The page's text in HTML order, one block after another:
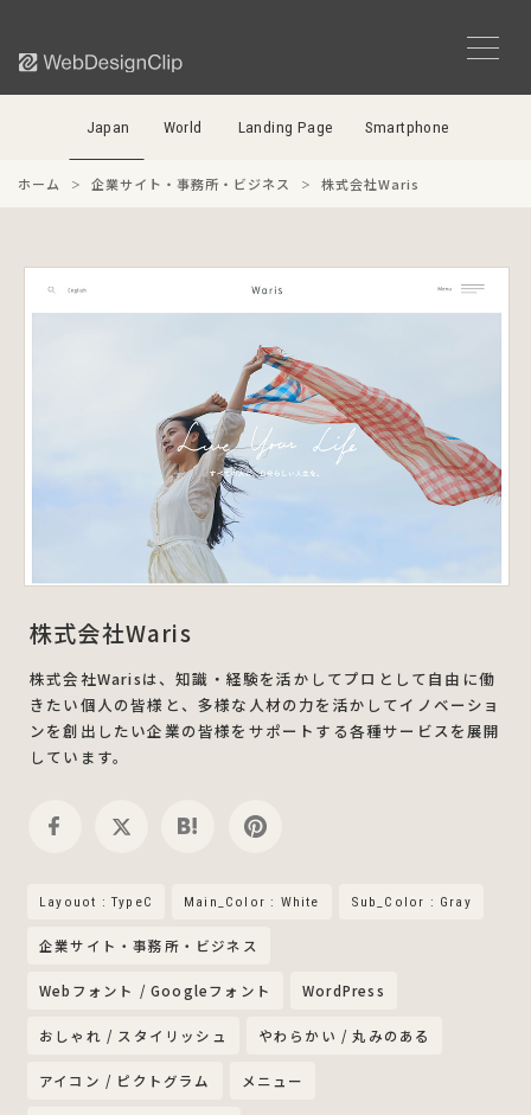
Japan World Landing Page Smartphone
ホーム 企業サイト・事務所・ビジネス 株式会社Waris
株式会社Waris
株式会社Warisは、知識・経験を活かしてプロとして自由に働
きたい個人の皆様と、多様な人材の力を活かしてイノベーショ
ンを創出したい企業の皆様をサポートする各種サービスを展開
しています。
Layouot : TypeC Main_Color : White Sub_Color : Gray
企業サイト・事務所・ビジネス
Webフォント / Googleフォント WordPress
おしゃれ / スタイリッシュ やわらかい / 丸みのある
アイコン / ピクトグラム メニュー